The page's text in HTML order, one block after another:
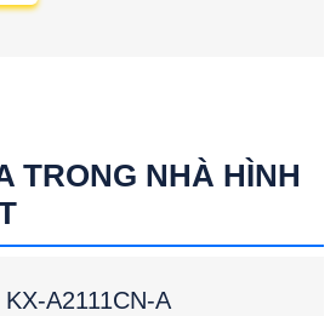
TRONG NHÀ HÌNH
A2111CN-A